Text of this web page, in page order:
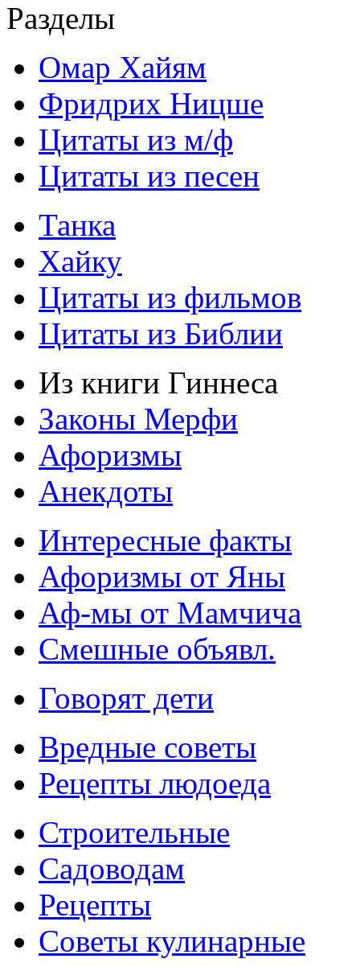
Разделы
Омар Хайям
Фридрих Ницше
Цитаты из м/ф
Цитаты из песен
Танка
Хайку
Цитаты из фильмов
Цитаты из Библии
Из книги Гиннеса
Законы Мерфи
Афоризмы
Анекдоты
Интересные факты
Афоризмы от Яны
Аф-мы от Мамчича
Смешные объявл.
Говорят дети
Вредные советы
Рецепты людоеда
Строительные
Садоводам
Рецепты
Советы кулинарные